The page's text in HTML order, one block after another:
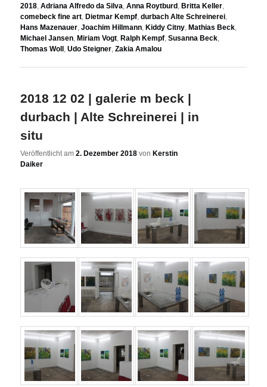
2018 ,Adriana Alfredo da Silva ,Anna Roytburd ,Britta Keller
comebeck fine art ,Dietmar Kempf ,durbach Alte Schreinerei
Hans Mazenauer ,Joachim Hillmann ,Kiddy Citny ,Mathias Beck
Michael Jansen ,Miriam Vogt ,Ralph Kempf ,Susanna Beck
Thomas Woll ,Udo Steigner ,Zakia Amalou
2018 12 02 | galerie m beck |
durbach | Alte Schreinerei | in
situ
Veröffentlicht am2. Dezember 2018 von Kerstin
Daiker